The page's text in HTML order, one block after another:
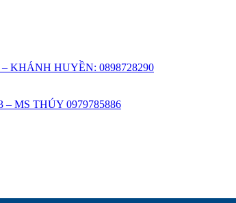
KHÁNH HUYỀN: 0898728290
MS THÚY 0979785886